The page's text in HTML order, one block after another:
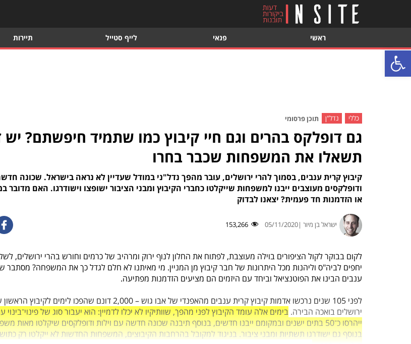
פתח סרגל נגישות
ראשי פנאי לייף סטייל תיירות
כללי נדל"ן תוכן פרסומי
גם דופלקס בהרים וגם חיי קיבוץ כמו שתמיד חיפשתם? יש
תשאלו את המשפחות שכבר בחרו
קיבוץ קרית ענבים, בסמוך להרי ירושלים, עובר מהפך נדל"ני במודל שעדיין לא נראה בישראל. שכונה
ודופלקסים מעוצבים ייבנו למשפחות שייקלטו כחברי הקיבוץ ומבני הציבור ישופצו וישודרגו. האם
או הזדמנות חד פעמית? יצאנו לבדוק
ישראל בן מיור |05/11/2020
153,266
לקום בבוקר לקול הציפורים בוילה מעוצבת, לפתוח את החלון לנוף ירוק ומרהיב של כרמים וחורש בהרי ירושלים,
יחפים לביה"ס וליהנות מכל היתרונות של חבר קיבוץ מן המניין. מי מאיתנו לא חלם לגדל כך את המשפחה? מסתבר
ענבים הבינו את הפוטנציאל וביחד עם היזמים הם מציעים הזדמנות מפתיעה.
לפני 105 שנים נרכשו אדמות קיבוץ קרית ענבים מהאפנדי של אבו גוש – 2,000 דונם
ירושלים בואכה הבירה. בימים אלה עומד הקיבוץ לפני מהפך, שוותיקיו לא יכלו לדמיין: הוא יעבור סוג של
ייהרסו כ־50 בתים ישנים ובמקומם ייבנו חדשים, בנוסף תיבנה
שכונה חדשהעם וילות ודופלקסים שיקלטו מאות
בנוסף גם ישודרגו תשתיות ומבני ציבור. בניגוד למקובל בהרחבות הקיבוצים, המשפחות החדשות לא ייקלטו רק